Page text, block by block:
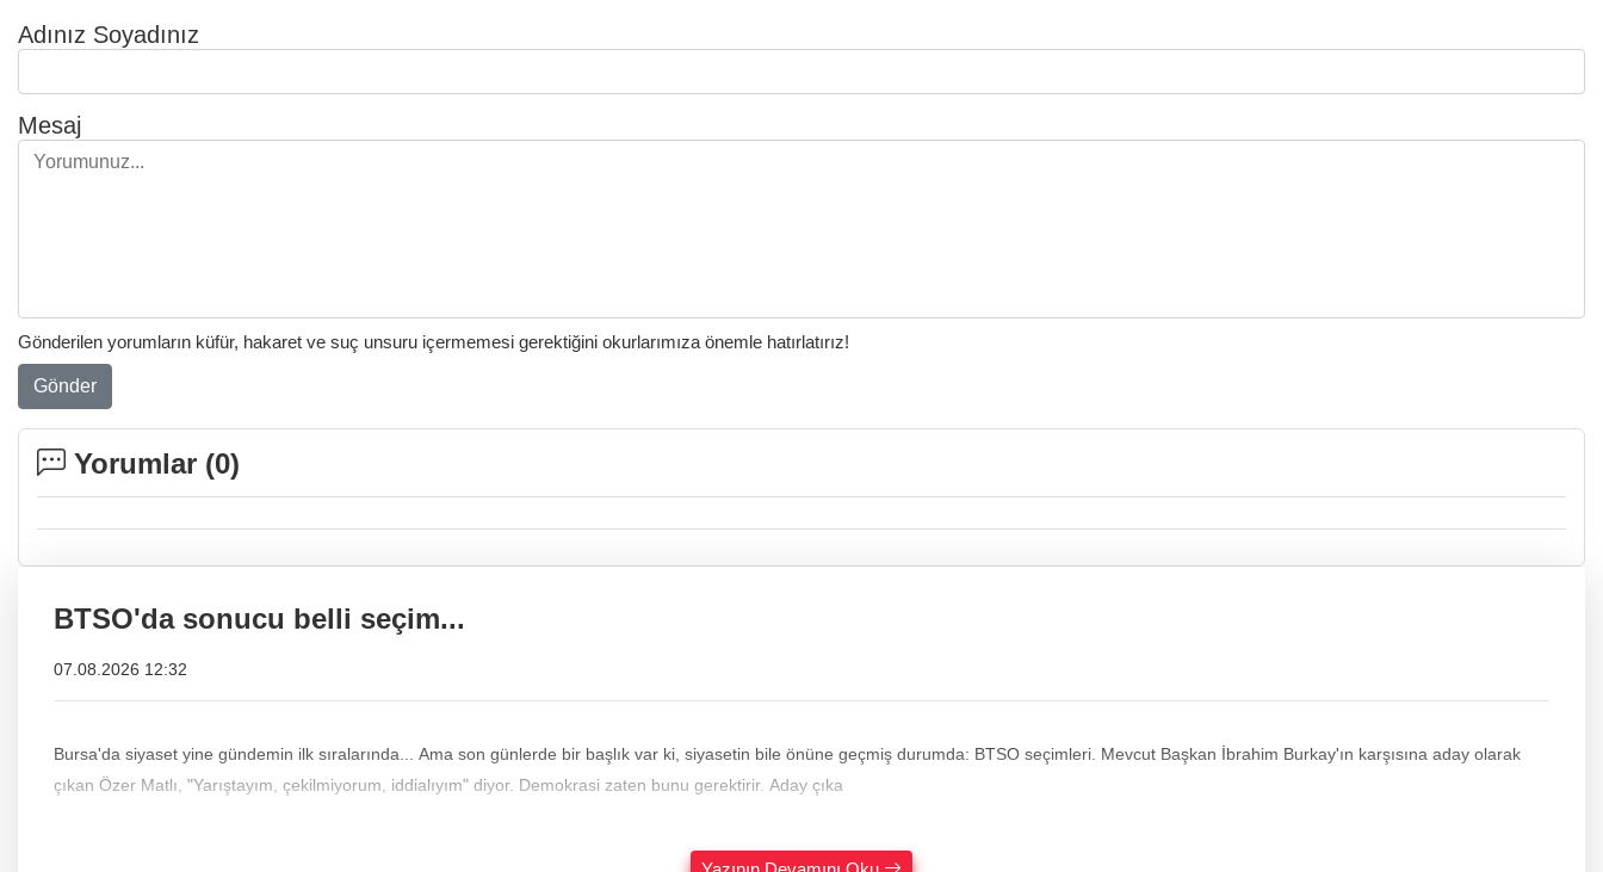
Adınız Soyadınız
Mesaj
Gönderilen yorumların küfür, hakaret ve suç unsuru içermemesi gerektiğini okurlarımıza önemle hatırlatırız!
Gönder
Yorumlar (0)
BTSO'da sonucu belli seçim...
07.08.2026 12:32
Bursa'da siyaset yine gündemin ilk sıralarında... Ama son günlerde bir başlık var ki, siyasetin bile önüne geçmiş durumda: BTSO seçimleri. Mevcut Başkan İbrahim Burkay'ın karşısına aday olarak
çıkan Özer Matlı, "Yarıştayım, çekilmiyorum, iddialıyım" diyor. Demokrasi zaten bunu gerektirir. Aday çıka